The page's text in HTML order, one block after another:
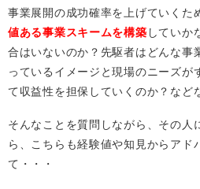
事業展開の成功確率を上げていくた
値ある事業スキームを構築 していか
合はいないのか？先駆者はどんな事
っているイメージと現場のニーズが
て収益性を担保していくのか？など
そんなことを質問しながら、その人
ら、こちらも経験値や知見からアド
て・・・